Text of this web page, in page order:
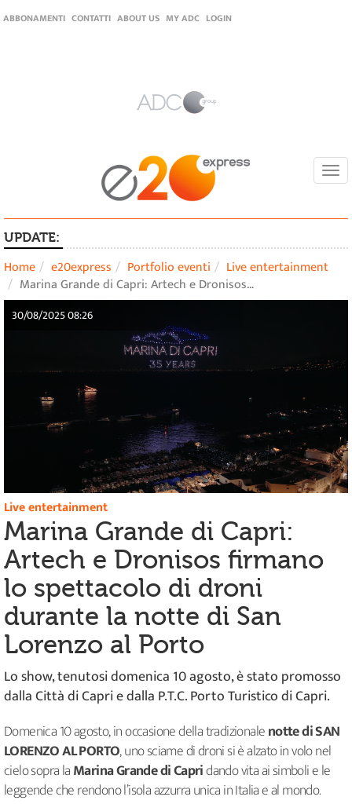
ABBONAMENTI CONTATTI ABOUT US MY ADC LOGIN
UPDATE:
Home e20express Portfolio eventi
Live entertainment
Marina Grande di Capri: Artech e Dronisos…
30/08/2025 08:26
Live entertainment
Marina Grande di Capri:
Artech e Dronisos firmano
lo spettacolo di droni
durante la notte di San
Lorenzo al Porto
Lo show, tenutosi domenica 10 agosto, è stato promosso
dalla Città di Capri e dalla P.T.C. Porto Turistico di Capri.
Domenica 10 agosto, in occasione della tradizionalenotte di SAN
LORENZO AL PORTO, uno sciame di droni si è alzato in volo nel
cielo sopra laMarina Grande di Capridando vita ai simboli e le
leggende che rendono l’isola azzurra unica in Italia e al mondo.